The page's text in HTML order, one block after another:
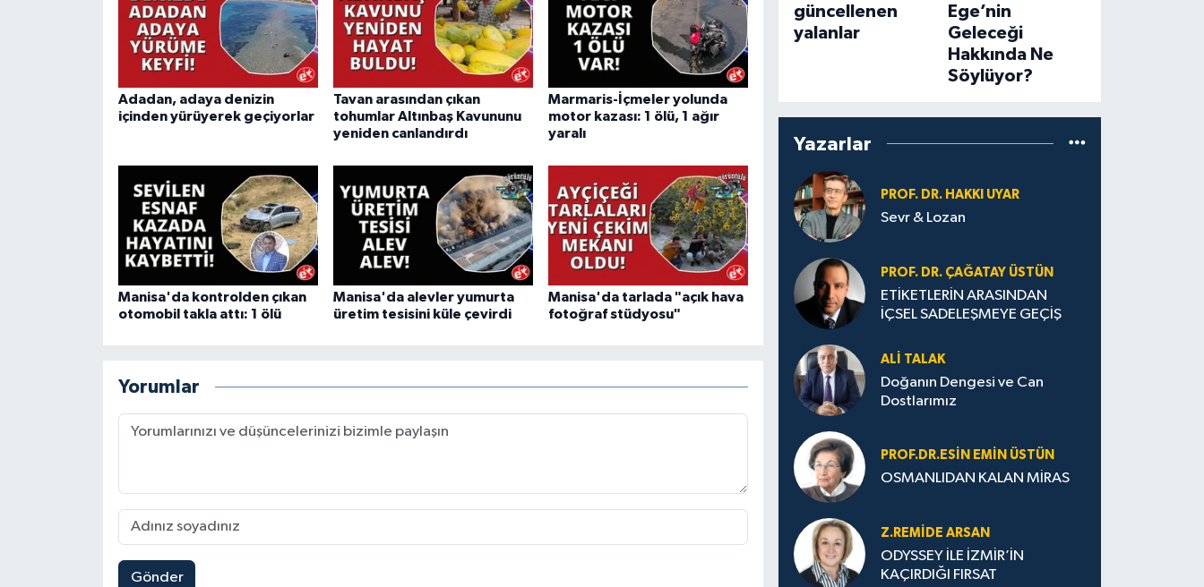
Adadan, adaya denizin
içinden yürüyerek geçiyorlar
Tavan arasından çıkan
tohumlar Altınbaş Kavununu
yeniden canlandırdı
Marmaris-İçmeler yolunda
motor kazası: 1 ölü, 1 ağır
yaralı
Manisa'da kontrolden çıkan
otomobil takla attı: 1 ölü
Manisa'da alevler yumurta
üretim tesisini küle çevirdi
Manisa'da tarlada "açık hava
fotoğraf stüdyosu"
Yorumlar
Gönder
güncellenen
yalanlar
Ege’nin
Geleceği
Hakkında Ne
Söylüyor?
Yazarlar
PROF. DR. HAKKI UYAR
Sevr & Lozan
PROF. DR. ÇAĞATAY ÜSTÜN
ETİKETLERİN ARASINDAN
İÇSEL SADELEŞMEYE GEÇİŞ
ALI TALAK
Doğanın Dengesi ve Can
Dostlarımız
PROF.DR.ESIN EMIN ÜSTÜN
OSMANLIDAN KALAN MİRAS
Z.REMIDE ARSAN
ODYSSEY İLE İZMİR’İN
KAÇIRDIĞI FIRSAT